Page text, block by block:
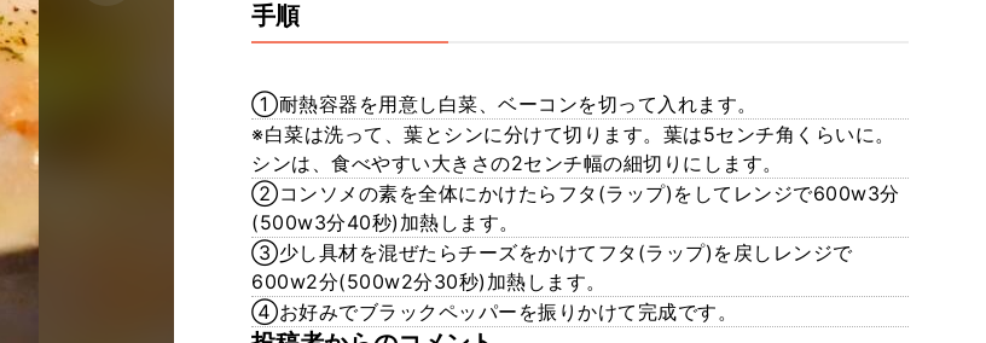
手順
①耐熱容器を用意し白菜、ベーコンを切って入れます。
※白菜は洗って、葉とシンに分けて切ります。葉は5センチ角くらいに。
シンは、食べやすい大きさの2センチ幅の細切りにします。
②コンソメの素を全体にかけたらフタ(ラップ)をしてレンジで600w3分
(500w3分40秒)加熱します。
③少し具材を混ぜたらチーズをかけてフタ(ラップ)を戻しレンジで
600w2分(500w2分30秒)加熱します。
④お好みでブラックペッパーを振りかけて完成です。